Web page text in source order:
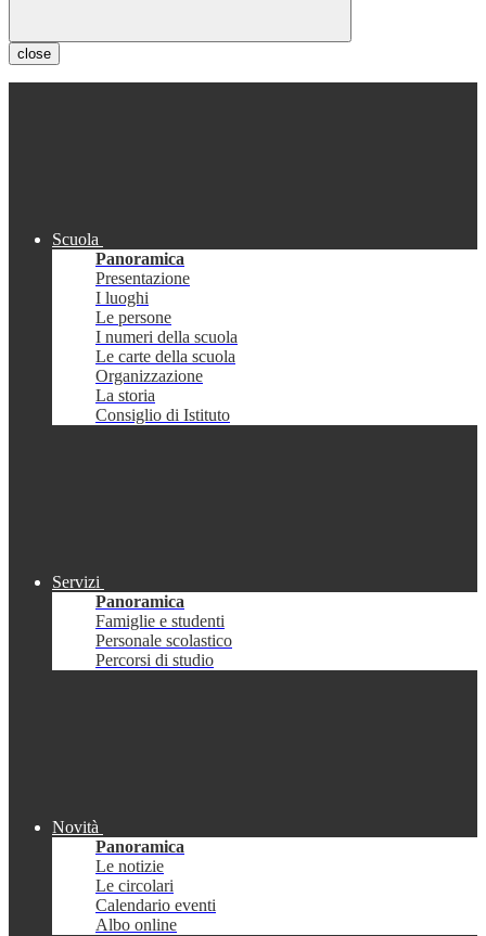
close
Scuola
Panoramica
Presentazione
I luoghi
Le persone
I numeri della scuola
Le carte della scuola
Organizzazione
La storia
Consiglio di Istituto
Servizi
Panoramica
Famiglie e studenti
Personale scolastico
Percorsi di studio
Novità
Panoramica
Le notizie
Le circolari
Calendario eventi
Albo online